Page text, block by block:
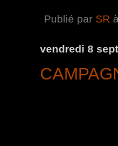
Publié par SR à
vendredi 8